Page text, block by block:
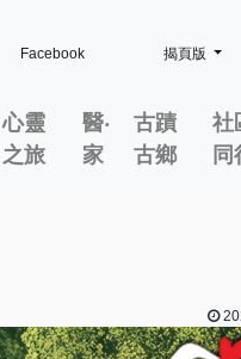
Facebook 揭頁版
心靈
之旅
醫‧
家
古蹟
古鄉
社
同